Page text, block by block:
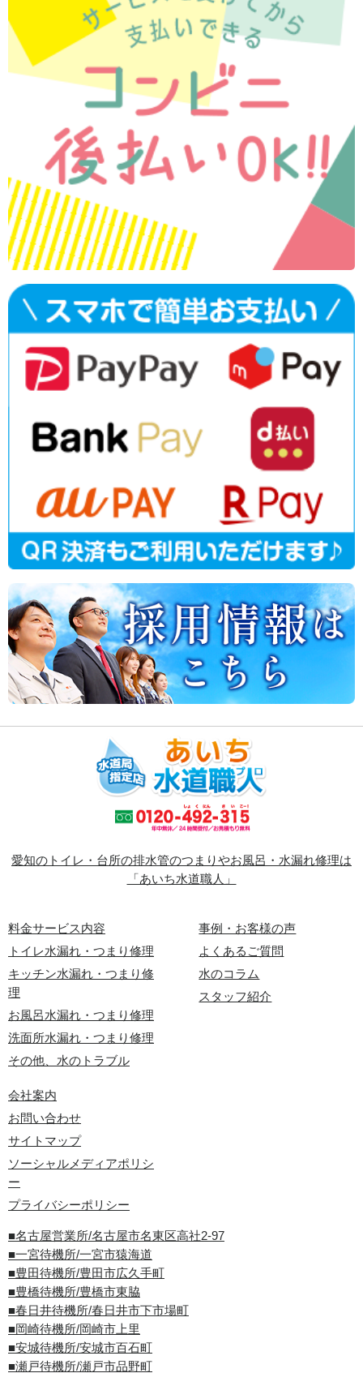
愛知のトイレ・台所の排水管のつまりやお風呂・水漏れ修理は
「あいち水道職人」
料金サービス内容
トイレ水漏れ・つまり修理
キッチン水漏れ・つまり修
理
お風呂水漏れ・つまり修理
洗面所水漏れ・つまり修理
その他、水のトラブル
事例・お客様の声
よくあるご質問
水のコラム
スタッフ紹介
会社案内
お問い合わせ
サイトマップ
ソーシャルメディアポリシ
ー
プライバシーポリシー
■名古屋営業所/名古屋市名東区高社2-97
■一宮待機所/一宮市猿海道
■豊田待機所/豊田市広久手町
■豊橋待機所/豊橋市東脇
■春日井待機所/春日井市下市場町
■岡崎待機所/岡崎市上里
■安城待機所/安城市百石町
■瀬戸待機所/瀬戸市品野町